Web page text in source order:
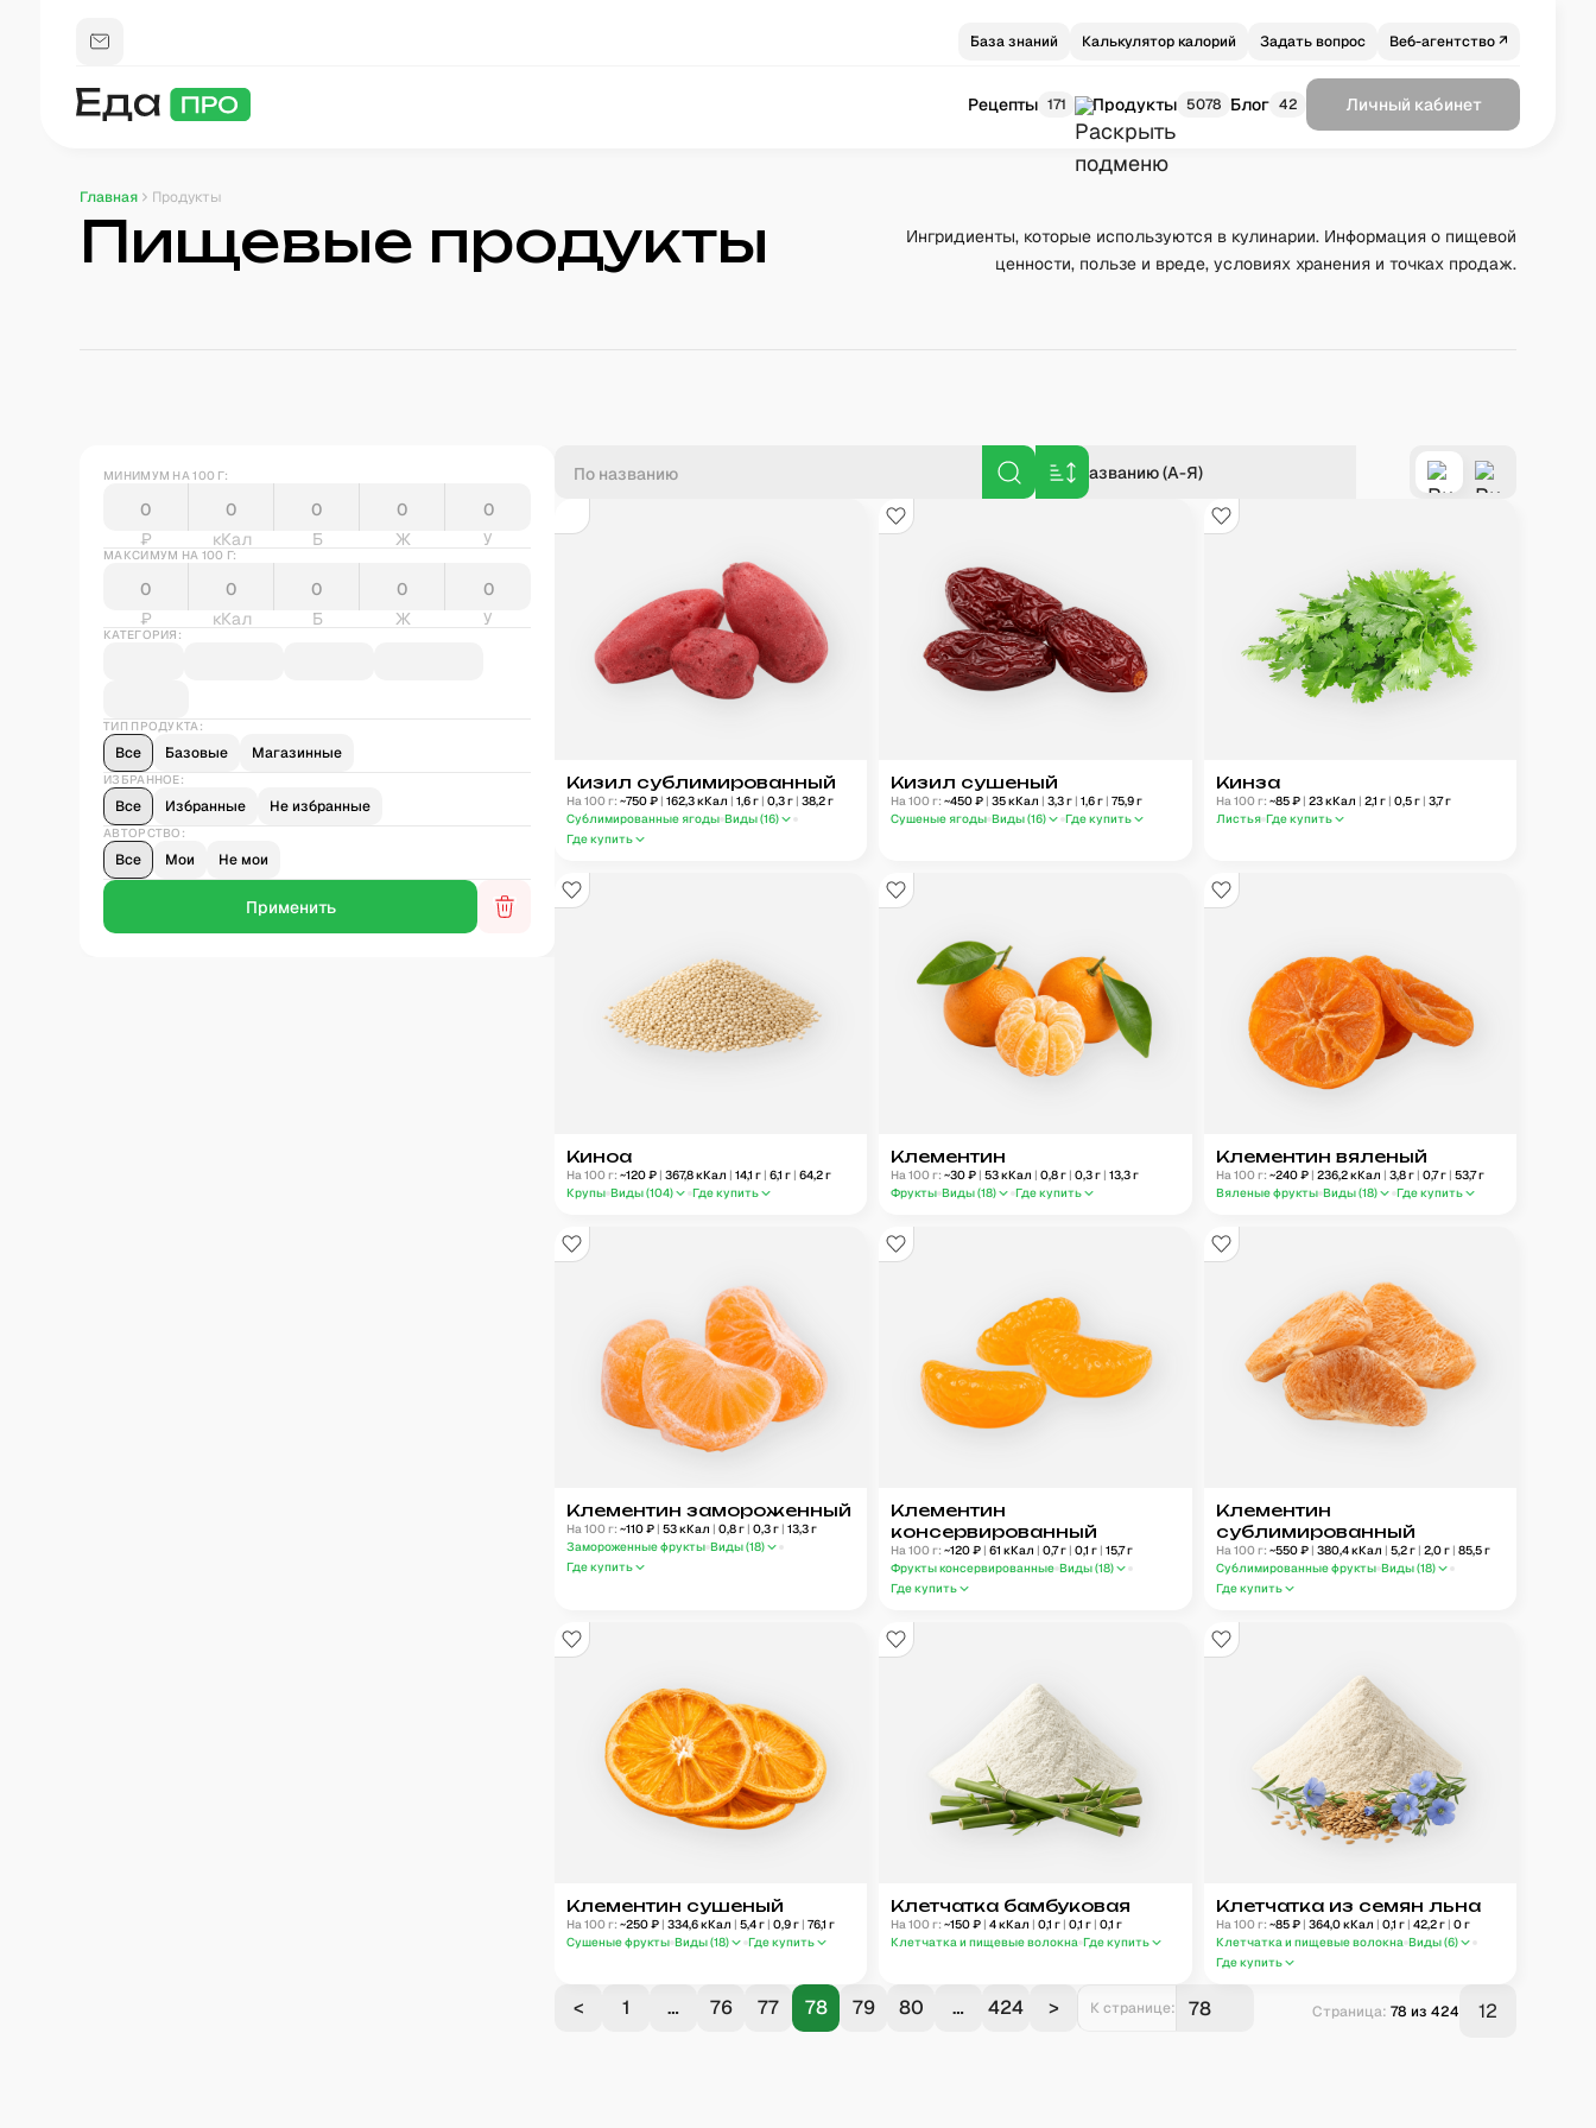
База знаний Калькулятор калорий Задать вопрос Веб-агентство ↗
Рецепты 171 Продукты 5078 Блог 42 Личный кабинет
Главная Продукты
Пищевые продукты
Ингридиенты, которые используются в кулинарии. Информация о пищевой
ценности, пользе и вреде, условиях хранения и точках продаж.
МИНИМУМ НА 100 Г:
₽ кКал Б Ж У
МАКСИМУМ НА 100 Г:
₽ кКал Б Ж У
КАТЕГОРИЯ:
ТИП ПРОДУКТА:
Все Базовые Магазинные
ИЗБРАННОЕ:
Все Избранные Не избранные
АВТОРСТВО:
Все Мои Не мои
По названию (А-Я)
Кизил сублимированный
На 100 г: ~750₽ | 162,3кКал | 1,6г | 0,3г | 38,2г
Сублимированные ягоды Виды (16)
Где купить
Кизил сушеный
На 100 г: ~450₽ | 35кКал | 3,3г | 1,6г | 75,9г
Сушеные ягоды Виды (16) Где купить
Кинза
На 100 г: ~85₽ | 23кКал | 2,1 г | 0,5г | 3,7г
Листья Где купить
Киноа
На 100 г: ~120₽ | 367,8кКал | 14,1 г | 6,1 г | 64,2г
Крупы Виды (104) Где купить
Клементин
На 100 г: ~30₽ | 53кКал | 0,8г | 0,3г | 13,3г
Фрукты Виды (18) Где купить
Клементин вяленый
На 100 г: ~240₽ | 236,2кКал | 3,8г | 0,7г | 53,7г
Вяленые фрукты Виды (18) Где купить
Клементин замороженный
На 100 г: ~110₽ | 53кКал | 0,8г | 0,3г | 13,3г
Замороженные фрукты Виды (18)
Где купить
Клементин
консервированный
На 100 г: ~120₽ | 61 кКал | 0,7г | 0,1 г | 15,7г
Фрукты консервированные Виды (18)
Где купить
Клементин
сублимированный
На 100 г: ~550₽ | 380,4кКал | 5,2г | 2,0г | 85,5г
Сублимированные фрукты Виды (18)
Где купить
Клементин сушеный
На 100 г: ~250₽ | 334,6кКал | 5,4г | 0,9г | 76,1 г
Сушеные фрукты Виды (18) Где купить
Клетчатка бамбуковая
На 100 г: ~150₽ | 4кКал | 0,1 г | 0,1 г | 0,1 г
Клетчатка и пищевые волокна Где купить
Клетчатка из семян льна
На 100 г: ~85₽ | 364,0кКал | 0,1 г | 42,2г | 0г
Клетчатка и пищевые волокна Виды (6)
Где купить
< 1 … 76 77 78 79 80 … 424 > К странице: Страница: 78 из 424 12